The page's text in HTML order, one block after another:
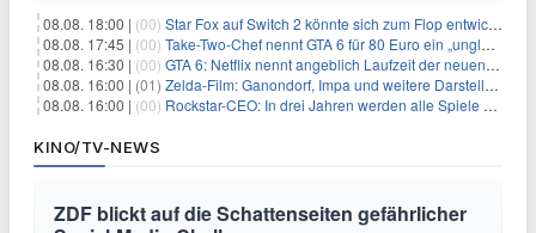
08.08. 18:00 | (00) Star Fox auf Switch 2 könnte sich zum Flop entwickeln
08.08. 17:45 | (00) Take-Two-Chef nennt GTA 6 für 80 Euro ein „unglaubliches Schnäppchen“
08.08. 16:30 | (00) GTA 6: Netflix nennt angeblich Laufzeit der neuen Gameplay-Präsentation
08.08. 16:00 | (01) Zelda-Film: Ganondorf, Impa und weitere Darsteller sollen feststehen
08.08. 16:00 | (00) Rockstar-CEO: In drei Jahren werden alle Spiele gestreamt
KINO/TV-NEWS
ZDF blickt auf die Schattenseiten gefährlicher